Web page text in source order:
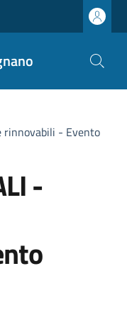
rinnovabili - Evento
-